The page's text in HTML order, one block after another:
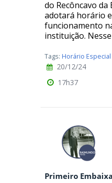
do Recôncavo da
adotará horário
funcionamento
instituição.
Tags: Horário Especial
20/12/24
17h37
Primeiro